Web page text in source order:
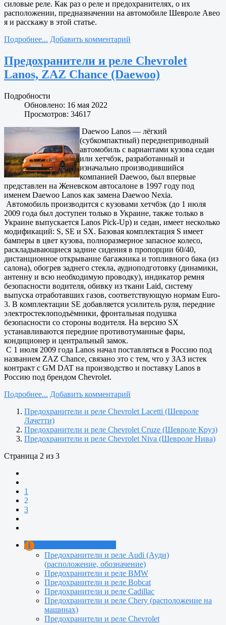
силовые реле. Как раз о реле и предохранителях, о их
расположении, предназначении на автомобиле Шевроле Авео
я и расскажу в этой статье.
Подробнее... Добавить комментарий
Предохранители и реле Chevrolet
Lanos, ZAZ Chance (Daewoo)
Подробности
Обновлено: 16 мая 2022
Просмотров: 34617
Daewoo Lanos — лёгкий
(субкомпактный) переднеприводный
автомобиль с вариантами кузова седан
или хетчбэк, разработанный и
изначально производившийся
компанией Daewoo, был впервые
представлен на Женевском автосалоне в 1997 году под
именем Daewoo Lanos как замена Daewoo Nexia.
Автомобиль производится с кузовами хетчбэк (до 1 июля
2009 года был доступен только в Украине, также только в
Украине выпускается Lanos Pick-Up) и седан, имеет несколько
модификаций: S, SE и SX. Базовая комплектация S имеет
бамперы в цвет кузова, полноразмерное запасное колесо,
раскладывающиеся задние сидения в пропорции 60/40,
дистанционное открывание багажника и топливного бака (из
салона), обогрев заднего стекла, аудиоподготовку (динамики,
антенну и всю необходимую проводку), индикатор ремня
безопасности водителя, обивку из ткани Laid, систему
выпуска отработавших газов, соответствующую нормам Euro-
3. В комплектации SE добавляется усилитель руля, передние
электростеклоподъёмники, фронтальная подушка
безопасности со стороны водителя. На версию SX
устанавливаются передние противотуманные фары,
кондиционер и центральный замок.
C 1 июля 2009 года Lanos начал поставляться в Россию под
названием ZAZ Chance, связано это с тем, что у ЗАЗ истек
контракт с GM DAT на производство и поставку Lanos в
Россию под брендом Chevrolet.
Подробнее... Добавить комментарий
Предохранители и реле Chevrolet Lacetti (Шевроле
Лачетти)
Предохранители и реле Chevrolet Cruze (Шевроле Круз)
Предохранители и реле Chevrolet Niva (Шевроле Нива)
Страница 2 из 3
1
2
3
Предохранители и реле Audi (Ауди)
(расположение, обозначение)
Предохранители и реле BMW
Предохранители и реле Bobcat
Предохранители и реле Cadillac
Предохранители и реле Сhery (расположение на
машинах)
Предохранители и реле Chevrolet